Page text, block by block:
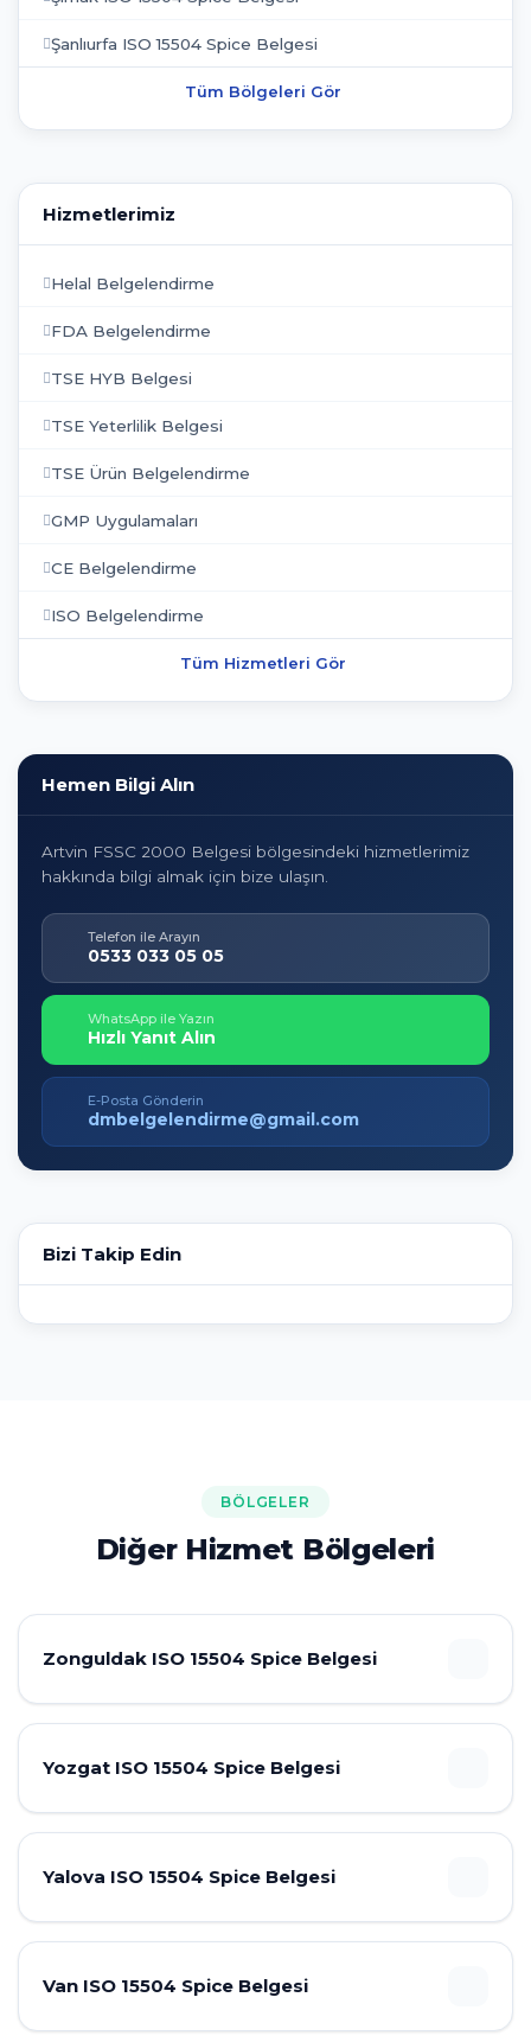
Şanlıurfa ISO 15504 Spice Belgesi
Tüm Bölgeleri Gör
Hizmetlerimiz
Helal Belgelendirme
FDA Belgelendirme
TSE HYB Belgesi
TSE Yeterlilik Belgesi
TSE Ürün Belgelendirme
GMP Uygulamaları
CE Belgelendirme
ISO Belgelendirme
Tüm Hizmetleri Gör
Hemen Bilgi Alın
Artvin FSSC 2000 Belgesi bölgesindeki hizmetlerimiz
hakkında bilgi almak için bize ulaşın.
Telefon ile Arayın
0533 033 05 05
WhatsApp ile Yazın
Hızlı Yanıt Alın
E-Posta Gönderin
dmbelgelendirme@gmail.com
Bizi Takip Edin
BÖLGELER
Diğer Hizmet Bölgeleri
Zonguldak ISO 15504 Spice Belgesi
Yozgat ISO 15504 Spice Belgesi
Yalova ISO 15504 Spice Belgesi
Van ISO 15504 Spice Belgesi